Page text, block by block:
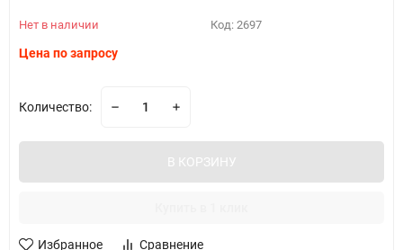
Нет в наличии Код: 2697
Цена по запросу
Количество:
В КОРЗИНУ
Избранное Сравнение